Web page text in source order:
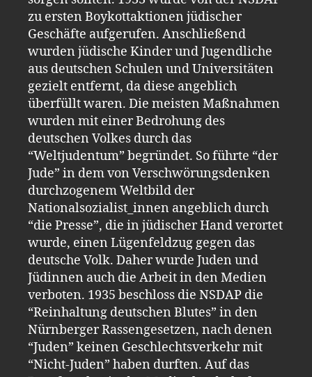
zu ersten Boykottaktionen jüdischer
Geschäfte aufgerufen. Anschließend
wurden jüdische Kinder und Jugendliche
aus deutschen Schulen und Universitäten
gezielt entfernt, da diese angeblich
überfüllt waren. Die meisten Maßnahmen
wurden mit einer Bedrohung des
deutschen Volkes durch das
“Weltjudentum” begründet. So führte “der
Jude” in dem von Verschwörungsdenken
durchzogenem Weltbild der
Nationalsozialist_innen angeblich durch
“die Presse”, die in jüdischer Hand verortet
wurde, einen Lügenfeldzug gegen das
deutsche Volk. Daher wurde Juden und
Jüdinnen auch die Arbeit in den Medien
verboten. 1935 beschloss die NSDAP die
“Reinhaltung deutschen Blutes” in den
Nürnberger Rassengesetzen, nach denen
“Juden” keinen Geschlechtsverkehr mit
“Nicht-Juden” haben durften. Auf das